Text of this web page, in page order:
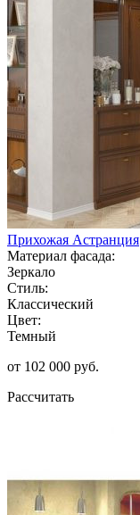
Прихожая Астранция
Материал фасада:
Зеркало
Стиль:
Классический
Цвет:
Темный
от 102 000 руб.
Рассчитать